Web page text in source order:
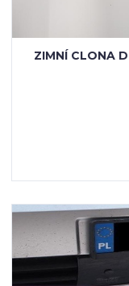
ZIMNÍ CLONA